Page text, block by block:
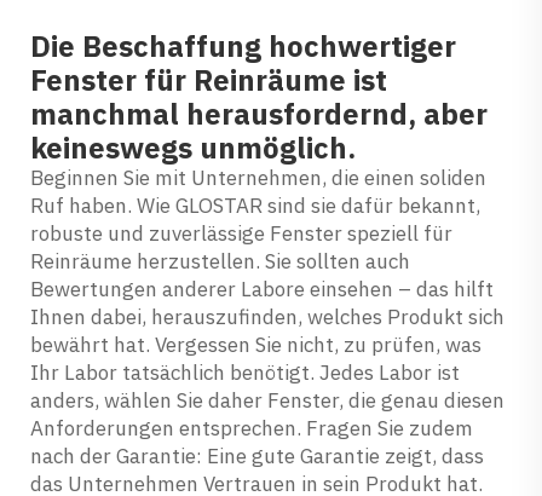
Die Beschaffung hochwertiger
Fenster für Reinräume ist
manchmal herausfordernd, aber
keineswegs unmöglich.
Beginnen Sie mit Unternehmen, die einen soliden
Ruf haben. Wie GLOSTAR sind sie dafür bekannt,
robuste und zuverlässige Fenster speziell für
Reinräume herzustellen. Sie sollten auch
Bewertungen anderer Labore einsehen – das hilft
Ihnen dabei, herauszufinden, welches Produkt sich
bewährt hat. Vergessen Sie nicht, zu prüfen, was
Ihr Labor tatsächlich benötigt. Jedes Labor ist
anders, wählen Sie daher Fenster, die genau diesen
Anforderungen entsprechen. Fragen Sie zudem
nach der Garantie: Eine gute Garantie zeigt, dass
das Unternehmen Vertrauen in sein Produkt hat.